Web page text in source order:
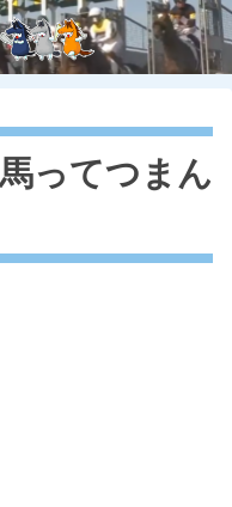
ってつまん